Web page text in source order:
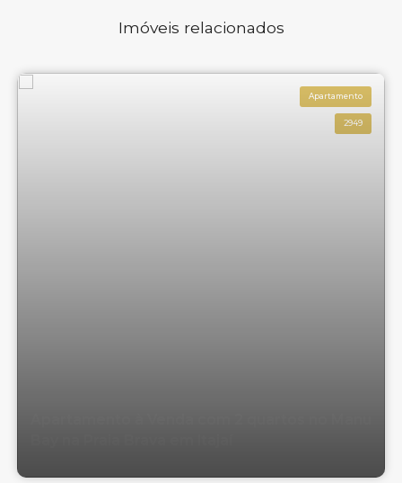
Imóveis relacionados
Apartamento
2949